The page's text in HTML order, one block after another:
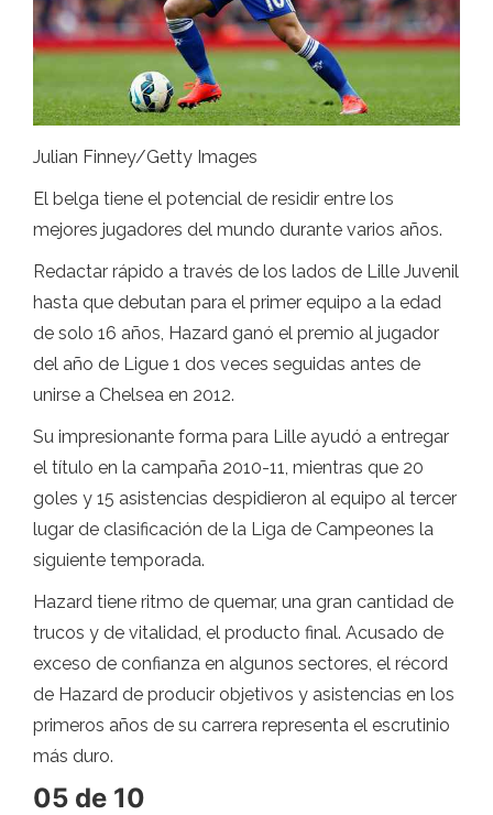
Julian Finney/Getty Images
El belga tiene el potencial de residir entre los
mejores jugadores del mundo durante varios años.
Redactar rápido a través de los lados de Lille Juvenil
hasta que debutan para el primer equipo a la edad
de solo 16 años, Hazard ganó el premio al jugador
del año de Ligue 1 dos veces seguidas antes de
unirse a Chelsea en 2012.
Su impresionante forma para Lille ayudó a entregar
el título en la campaña 2010-11, mientras que 20
goles y 15 asistencias despidieron al equipo al tercer
lugar de clasificación de la Liga de Campeones la
siguiente temporada.
Hazard tiene ritmo de quemar, una gran cantidad de
trucos y de vitalidad, el producto final. Acusado de
exceso de confianza en algunos sectores, el récord
de Hazard de producir objetivos y asistencias en los
primeros años de su carrera representa el escrutinio
más duro.
05 de 10